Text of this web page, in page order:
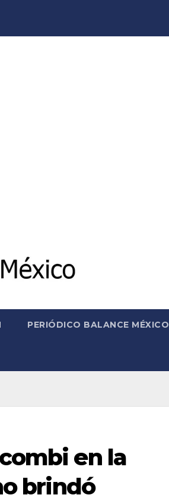
PERIÓDICO BALANCE MÉXICO
en la
brindó